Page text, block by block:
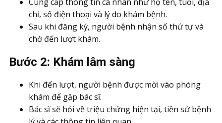
chỉ, số điện thoại và lý do khám bệnh.
Sau khi đăng ký, người bệnh nhận số thứ tự và
chờ đến lượt khám.
Bước 2: Khám lâm sàng
Khi đến lượt, người bệnh được mời vào phòng
khám để gặp bác sĩ.
Bác sĩ sẽ hỏi về triệu chứng hiện tại, tiền sử bệnh